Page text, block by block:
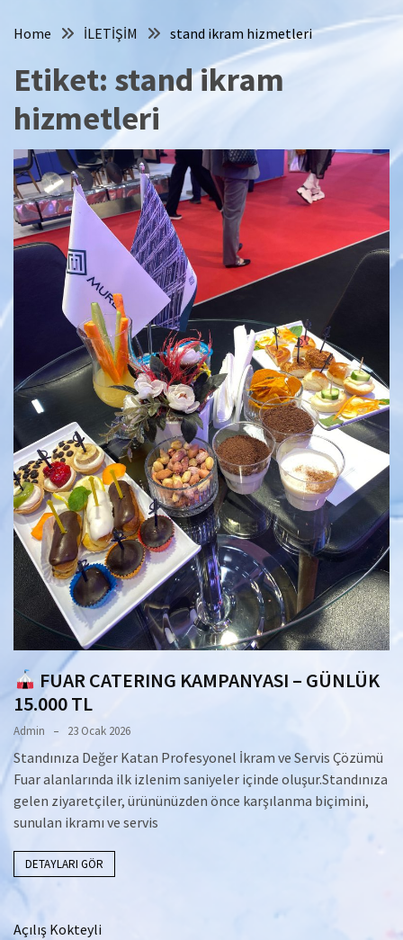
Home İLETİŞİM stand ikram hizmetleri
Etiket: stand ikram
hizmetleri
FUAR CATERING KAMPANYASI – GÜNLÜK
15.000 TL
Admin 23 Ocak 2026
Standınıza Değer Katan Profesyonel İkram ve Servis Çözümü
Fuar alanlarında ilk izlenim saniyeler içinde oluşur.Standınıza
gelen ziyaretçiler, ürününüzden önce karşılanma biçimini,
sunulan ikramı ve servis
DETAYLARI GÖR
Açılış Kokteyli